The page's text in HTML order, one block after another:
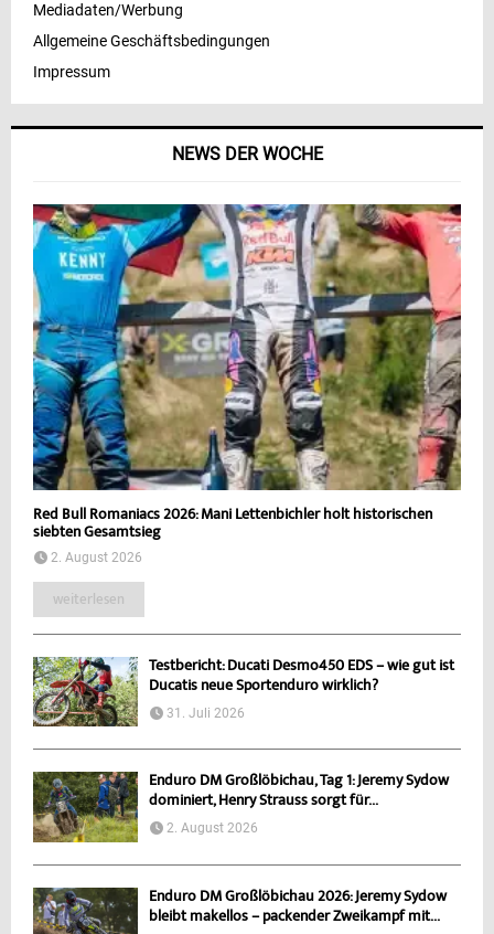
NEWS DER WOCHE
Red Bull Romaniacs 2026: Mani Lettenbichler holt historischen
siebten Gesamtsieg
2. August 2026
weiterlesen
Testbericht: Ducati Desmo450 EDS – wie gut ist
Ducatis neue Sportenduro wirklich?
31. Juli 2026
Enduro DM Großlöbichau, Tag 1: Jeremy Sydow
dominiert, Henry Strauss sorgt für...
2. August 2026
Enduro DM Großlöbichau 2026: Jeremy Sydow
bleibt makellos – packender Zweikampf mit...
Mediadaten/Werbung
Allgemeine Geschäftsbedingungen
Impressum